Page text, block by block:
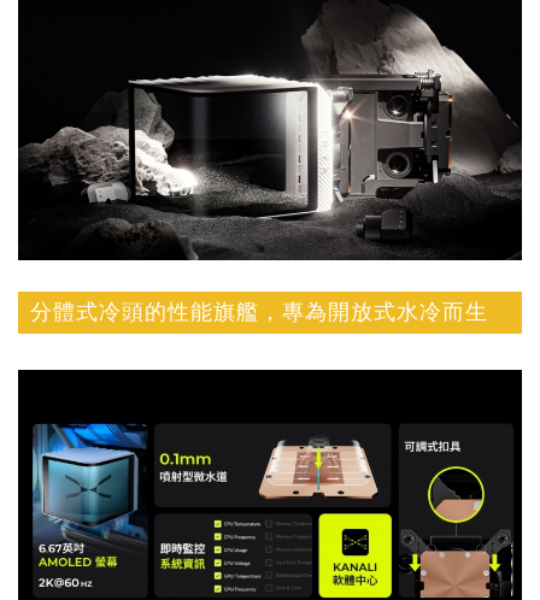
分體式冷頭的性能旗艦，專為開放式水冷而生